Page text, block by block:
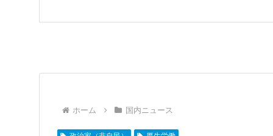
ホーム 国内ニュース